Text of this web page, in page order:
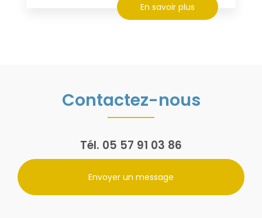
En savoir plus
Contactez-nous
Tél. 05 57 91 03 86
Envoyer un message